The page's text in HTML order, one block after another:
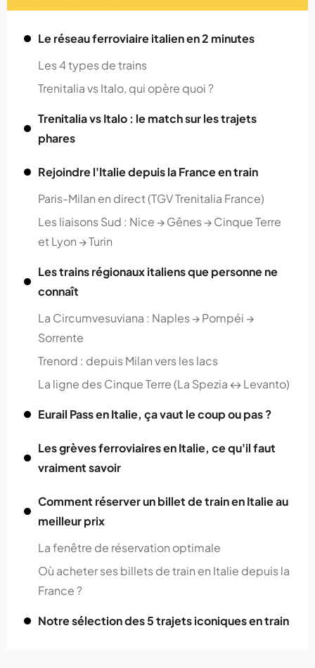
Le réseau ferroviaire italien en 2 minutes
Les 4 types de trains
Trenitalia vs Italo, qui opère quoi ?
Trenitalia vs Italo : le match sur les trajets
phares
Rejoindre l'Italie depuis la France en train
Paris-Milan en direct (TGV Trenitalia France)
Les liaisons Sud : Nice → Gênes → Cinque Terre
et Lyon → Turin
Les trains régionaux italiens que personne ne
connaît
La Circumvesuviana : Naples → Pompéi →
Sorrente
Trenord : depuis Milan vers les lacs
La ligne des Cinque Terre (La Spezia ↔ Levanto)
Eurail Pass en Italie, ça vaut le coup ou pas ?
Les grèves ferroviaires en Italie, ce qu'il faut
vraiment savoir
Comment réserver un billet de train en Italie au
meilleur prix
La fenêtre de réservation optimale
Où acheter ses billets de train en Italie depuis la
France ?
Notre sélection des 5 trajets iconiques en train